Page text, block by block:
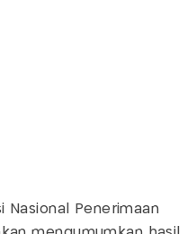
Nasional Penerimaan